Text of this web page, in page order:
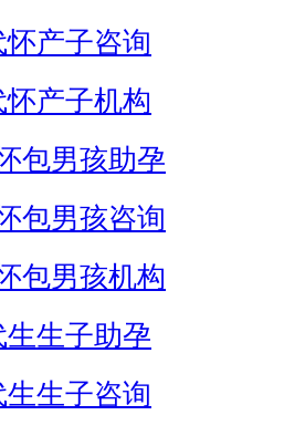
产子咨询
产子机构
包男孩助孕
包男孩咨询
包男孩机构
生生子助孕
生子咨询